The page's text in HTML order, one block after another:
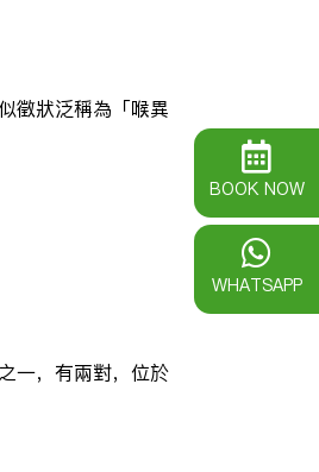
徵狀泛稱為「喉異
一，有兩對，位於
BOOK NOW
WHATSAPP